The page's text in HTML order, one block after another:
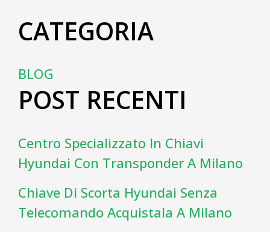
CATEGORIA
BLOG
POST RECENTI
Centro Specializzato In Chiavi
Hyundai Con Transponder A Milano
Chiave Di Scorta Hyundai Senza
Telecomando Acquistala A Milano